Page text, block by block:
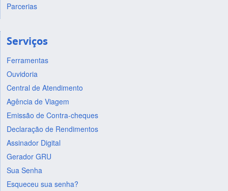
Parcerias
Serviços
Ferramentas
Ouvidoria
Central de Atendimento
Agência de Viagem
Emissão de Contra-cheques
Declaração de Rendimentos
Assinador Digital
Gerador GRU
Sua Senha
Esqueceu sua senha?